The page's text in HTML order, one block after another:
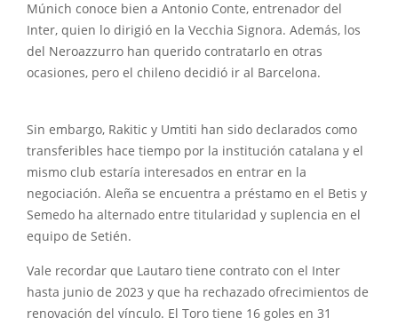
Múnich conoce bien a Antonio Conte, entrenador del
Inter, quien lo dirigió en la Vecchia Signora. Además, los
del Neroazzurro han querido contratarlo en otras
ocasiones, pero el chileno decidió ir al Barcelona.
Sin embargo, Rakitic y Umtiti han sido declarados como
transferibles hace tiempo por la institución catalana y el
mismo club estaría interesados en entrar en la
negociación. Aleña se encuentra a préstamo en el Betis y
Semedo ha alternado entre titularidad y suplencia en el
equipo de Setién.
Vale recordar que Lautaro tiene contrato con el Inter
hasta junio de 2023 y que ha rechazado ofrecimientos de
renovación del vínculo. El Toro tiene 16 goles en 31